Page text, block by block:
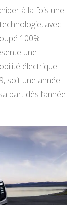
à la fois une
avec
100%
une
électrique.
soit une année
part dès l’année